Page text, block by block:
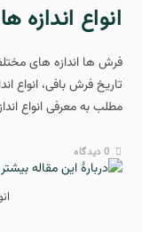
انواع اندازه
فرش ها اندازه های
تاریخ فرش بافی، انواع
مطلب به معرفی انواع
0 دیدگاه